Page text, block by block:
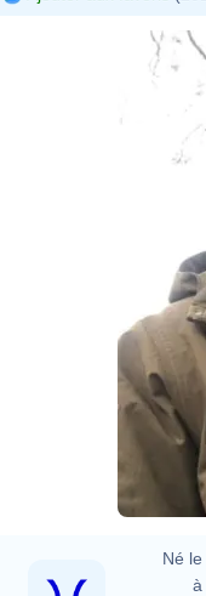
Né le
à